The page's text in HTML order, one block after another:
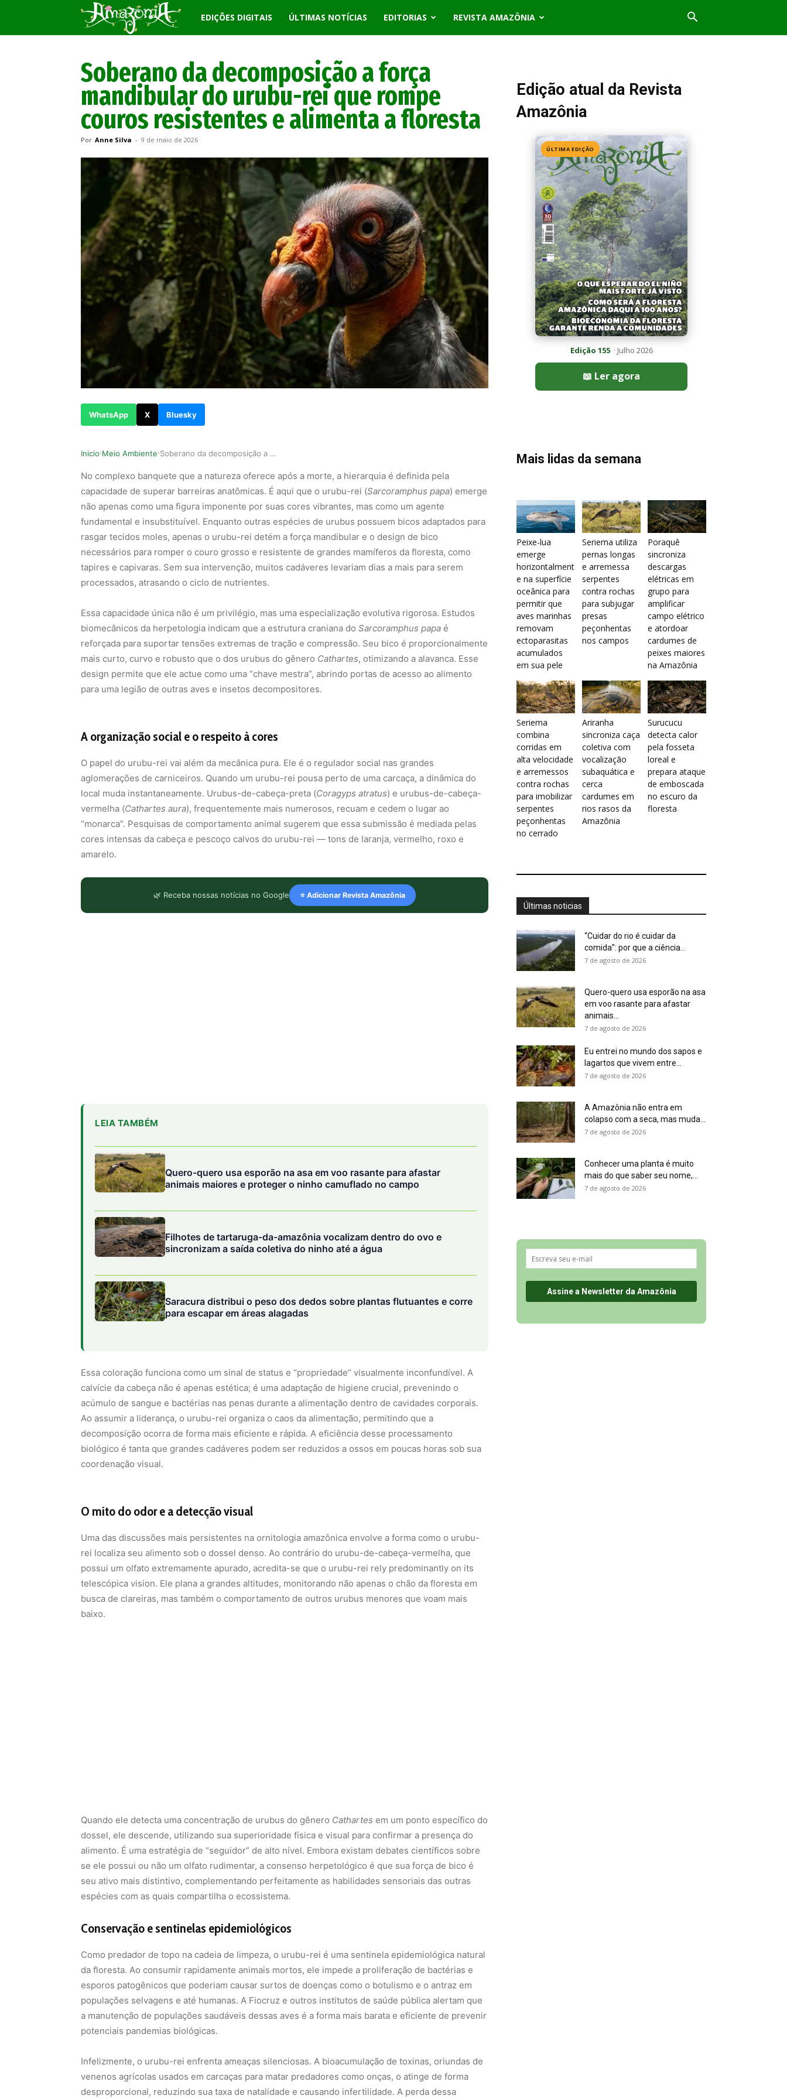
Revista
EDIÇÕES DIGITAIS ÚLTIMAS NOTÍCIAS EDITORIAS REVISTA AMAZÔNIA
Soberano da decomposição a força
mandibular do urubu-rei que rompe
couros resistentes e alimenta a floresta
Por Anne Silva - 9 de maio de 2026
WhatsApp X Bluesky
Inicio›Meio Ambiente› Soberano da decomposição a força mandibular do …
No complexo banquete que a natureza oferece após a morte, a hierarquia é definida pela
capacidade de superar barreiras anatômicas. É aqui que o urubu-rei (Sarcoramphus papa) emerge
não apenas como uma figura imponente por suas cores vibrantes, mas como um agente
fundamental e insubstituível. Enquanto outras espécies de urubus possuem bicos adaptados para
rasgar tecidos moles, apenas o urubu-rei detém a força mandibular e o design de bico
necessários para romper o couro grosso e resistente de grandes mamíferos da floresta, como
tapires e capivaras. Sem sua intervenção, muitos cadáveres levariam dias a mais para serem
processados, atrasando o ciclo de nutrientes.
Essa capacidade única não é um privilégio, mas uma especialização evolutiva rigorosa. Estudos
biomecânicos da herpetologia indicam que a estrutura craniana do Sarcoramphus papa é
reforçada para suportar tensões extremas de tração e compressão. Seu bico é proporcionalmente
mais curto, curvo e robusto que o dos urubus do gênero Cathartes, otimizando a alavanca. Esse
design permite que ele actue como uma “chave mestra”, abrindo portas de acesso ao alimento
para uma legião de outras aves e insetos decompositores.
A organização social e o respeito à cores
O papel do urubu-rei vai além da mecânica pura. Ele é o regulador social nas grandes
aglomerações de carniceiros. Quando um urubu-rei pousa perto de uma carcaça, a dinâmica do
local muda instantaneamente. Urubus-de-cabeça-preta (Coragyps atratus) e urubus-de-cabeça-
vermelha (Cathartes aura), frequentemente mais numerosos, recuam e cedem o lugar ao
“monarca”. Pesquisas de comportamento animal sugerem que essa submissão é mediada pelas
cores intensas da cabeça e pescoço calvos do urubu-rei — tons de laranja, vermelho, roxo e
amarelo.
🌿 Receba nossas notícias no Google ⭐ Adicionar Revista Amazônia
LEIA TAMBÉM
Quero-quero usa esporão na asa em voo rasante para afastar
animais maiores e proteger o ninho camuflado no campo
Filhotes de tartaruga-da-amazônia vocalizam dentro do ovo e
sincronizam a saída coletiva do ninho até a água
Saracura distribui o peso dos dedos sobre plantas flutuantes e corre
para escapar em áreas alagadas
Essa coloração funciona como um sinal de status e “propriedade” visualmente inconfundível. A
calvície da cabeça não é apenas estética; é uma adaptação de higiene crucial, prevenindo o
acúmulo de sangue e bactérias nas penas durante a alimentação dentro de cavidades corporais.
Ao assumir a liderança, o urubu-rei organiza o caos da alimentação, permitindo que a
decomposição ocorra de forma mais eficiente e rápida. A eficiência desse processamento
biológico é tanta que grandes cadáveres podem ser reduzidos a ossos em poucas horas sob sua
coordenação visual.
O mito do odor e a detecção visual
Uma das discussões mais persistentes na ornitologia amazônica envolve a forma como o urubu-
rei localiza seu alimento sob o dossel denso. Ao contrário do urubu-de-cabeça-vermelha, que
possui um olfato extremamente apurado, acredita-se que o urubu-rei rely predominantly on its
telescópica vision. Ele plana a grandes altitudes, monitorando não apenas o chão da floresta em
busca de clareiras, mas também o comportamento de outros urubus menores que voam mais
baixo.
Quando ele detecta uma concentração de urubus do gênero Cathartes em um ponto específico do
dossel, ele descende, utilizando sua superioridade física e visual para confirmar a presença do
alimento. É uma estratégia de “seguidor” de alto nível. Embora existam debates científicos sobre
se ele possui ou não um olfato rudimentar, a consenso herpetológico é que sua força de bico é
seu ativo mais distintivo, complementando perfeitamente as habilidades sensoriais das outras
espécies com as quais compartilha o ecossistema.
Conservação e sentinelas epidemiológicos
Como predador de topo na cadeia de limpeza, o urubu-rei é uma sentinela epidemiológica natural
da floresta. Ao consumir rapidamente animais mortos, ele impede a proliferação de bactérias e
esporos patogênicos que poderiam causar surtos de doenças como o botulismo e o antraz em
populações selvagens e até humanas. A Fiocruz e outros institutos de saúde pública alertam que
a manutenção de populações saudáveis dessas aves é a forma mais barata e eficiente de prevenir
potenciais pandemias biológicas.
Infelizmente, o urubu-rei enfrenta ameaças silenciosas. A bioacumulação de toxinas, oriundas de
venenos agrícolas usados em carcaças para matar predadores como onças, o atinge de forma
desproporcional, reduzindo sua taxa de natalidade e causando infertilidade. A perda dessa
Edição atual da Revista
Amazônia
ÚLTIMA EDIÇÃO
Edição 155· Julho 2026
📖 Ler agora
Mais lidas da semana
Peixe-lua
emerge
horizontalment
e na superfície
oceânica para
permitir que
aves marinhas
removam
ectoparasitas
acumulados
em sua pele
Seriema utiliza
pernas longas
e arremessa
serpentes
contra rochas
para subjugar
presas
peçonhentas
nos campos
Poraquê
sincroniza
descargas
elétricas em
grupo para
amplificar
campo elétrico
e atordoar
cardumes de
peixes maiores
na Amazônia
Seriema
combina
corridas em
alta velocidade
e arremessos
contra rochas
para imobilizar
serpentes
peçonhentas
no cerrado
Ariranha
sincroniza caça
coletiva com
vocalização
subaquática e
cerca
cardumes em
rios rasos da
Amazônia
Surucucu
detecta calor
pela fosseta
loreal e
prepara ataque
de emboscada
no escuro da
floresta
Últimas noticias
“Cuidar do rio é cuidar da
comida”: por que a ciência...
7 de agosto de 2026
Quero-quero usa esporão na asa
em voo rasante para afastar
animais...
7 de agosto de 2026
Eu entrei no mundo dos sapos e
lagartos que vivem entre...
7 de agosto de 2026
A Amazônia não entra em
colapso com a seca, mas muda...
7 de agosto de 2026
Conhecer uma planta é muito
mais do que saber seu nome,...
7 de agosto de 2026